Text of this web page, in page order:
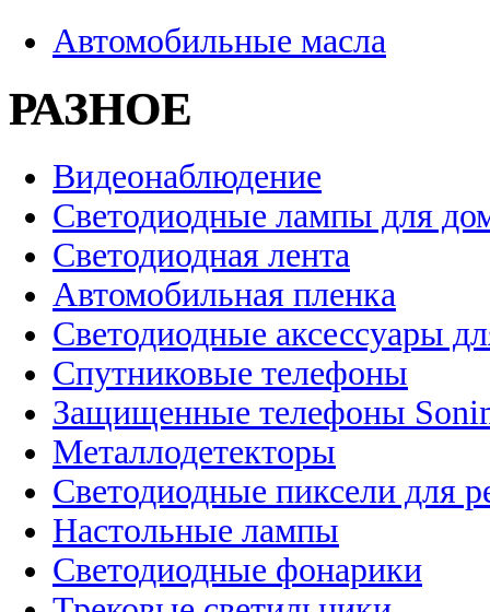
Автомобильные масла
РАЗНОЕ
Видеонаблюдение
Светодиодные лампы для
Светодиодная лента
Автомобильная пленка
Светодиодные аксессуары
Спутниковые телефоны
Защищенные телефоны
Металлодетекторы
Светодиодные пиксели для
Настольные лампы
Светодиодные фонарики